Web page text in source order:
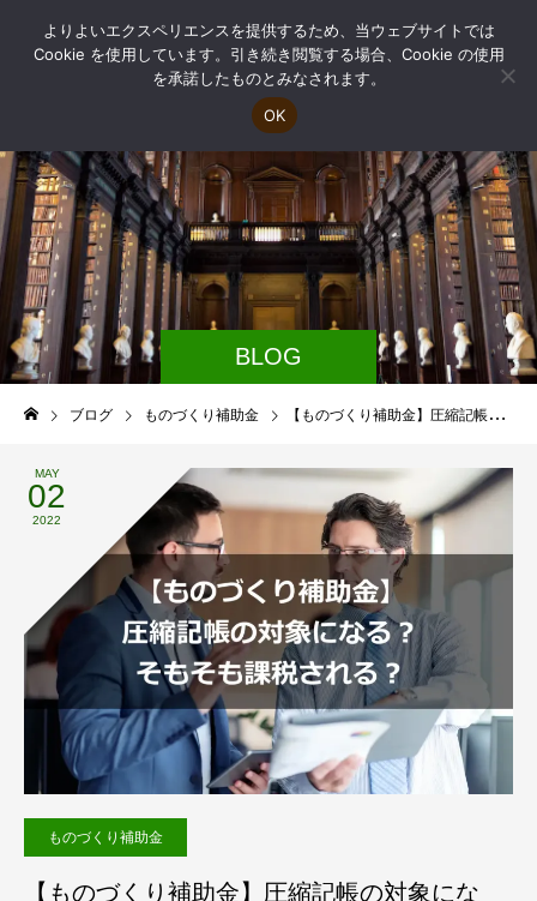
BLOG
ブログ ものづくり補助金 【ものづくり補助金】圧縮記帳の対象になる？そもそも課税される？
MAY
02
2022
ものづくり補助金
【ものづくり補助金】圧縮記帳の対象にな
よりよいエクスペリエンスを提供するため、当ウェブサイトでは
Cookie を使用しています。引き続き閲覧する場合、Cookie の使用
を承諾したものとみなされます。
OK